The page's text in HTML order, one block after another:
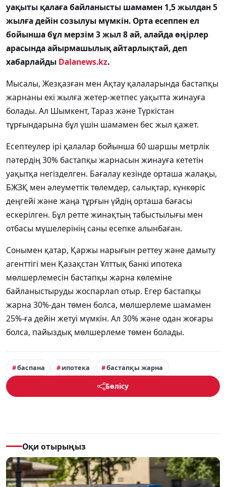
уақыты қалаға байланысты шамамен 1,5 жылдан 5
жылға дейін созылуы мүмкін. Орта есеппен ел
бойынша бұл мерзім 3 жыл 8 ай, алайда өңірлер
арасында айырмашылық айтарлықтай, деп
хабарлайды Dalanews.kz.
Мысалы, Жезқазған мен Ақтау қалаларында бастапқы
жарнаны екі жылға жетер-жетпес уақытта жинауға
болады. Ал Шымкент, Тараз және Түркістан
тұрғындарына бұл үшін шамамен бес жыл қажет.
Есептеулер ірі қалалар бойынша 60 шаршы метрлік
пәтердің 30% бастапқы жарнасын жинауға кететін
уақытқа негізделген. Бағалау кезінде орташа жалақы,
БЖЗҚ мен әлеуметтік төлемдер, салықтар, күнкөріс
деңгейі және жаңа тұрғын үйдің орташа бағасы
ескерілген. Бұл ретте жинақтың табыстылығы мен
отбасы мүшелерінің саны есепке алынбаған.
Сонымен қатар, Қаржы нарығын реттеу және дамыту
агенттігі мен Қазақстан Ұлттық банкі ипотека
мөлшерлемесін бастапқы жарна көлеміне
байланыстыруды жоспарлап отыр. Егер бастапқы
жарна 30%-дан төмен болса, мөлшерлеме шамамен
25%-ға дейін жетуі мүмкін. Ал 30% және одан жоғары
болса, пайыздық мөлшерлеме төмен болады.
баспана ипотека бастапқы жарна
Бөлісу
Оқи отырыңыз